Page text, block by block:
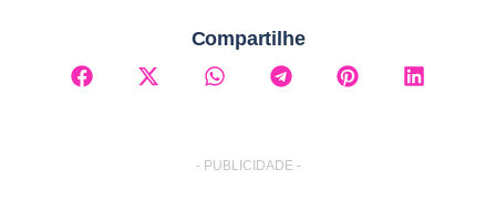
Compartilhe
- PUBLICIDADE -